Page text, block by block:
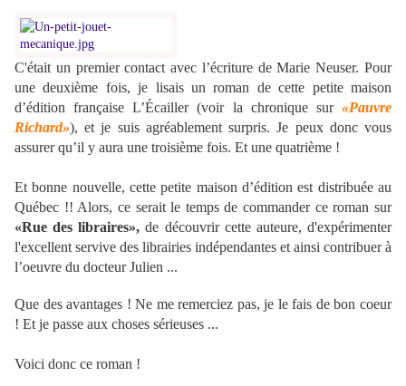
C'était un premier contact avec l’écriture de Marie Neuser. Pour
une deuxième fois, je lisais un roman de cette petite maison
d’édition française L’Écailler(voir la chronique sur«Pauvre
Richard»), et je suis agréablement surpris. Je peux donc vous
assurer qu’il y aura une troisième fois. Et une quatrième !
Et bonne nouvelle, cette petite maison d’édition est distribuée au
Québec !! Alors, ce serait le temps de commander ce roman sur
«Rue des libraires», de découvrir cette auteure, d'expérimenter
l'excellent servive des librairies indépendantes et ainsi contribuer à
l’oeuvre du docteur Julien ...
Que des avantages ! Ne me remerciez pas, je le fais de bon coeur
! Et je passe aux choses sérieuses ...
Voici donc ce roman !